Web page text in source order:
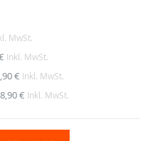
MwSt.
Inkl. MwSt.
€ Inkl. MwSt.
8,90 € Inkl. MwSt.